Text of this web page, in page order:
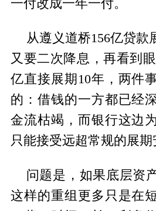
一付改成一年一付。
从遵义道桥156亿贷款
又要二次降息，再看到
亿直接展期10年，两件
的：借钱的一方都已经
金流枯竭，而银行这边
只能接受远超常规的展期
问题是，如果底层资
这样的重组更多只是在